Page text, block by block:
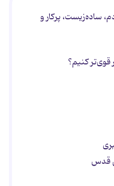
ساده‌زیست، پرکار و
قدس